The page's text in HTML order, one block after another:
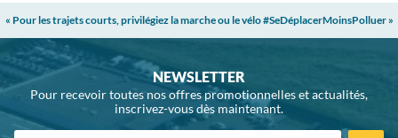
« Pour les trajets courts, privilégiez la marche ou le vélo #SeDéplacerMoinsPolluer »
NEWSLETTER
Pour recevoir toutes nos offres promotionnelles et actualités,
inscrivez-vous dès maintenant.